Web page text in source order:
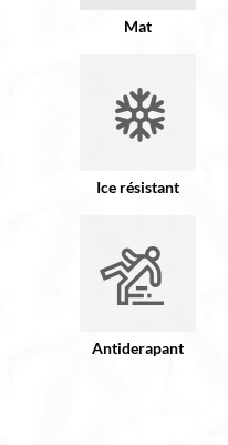
Mat
Ice résistant
Antiderapant